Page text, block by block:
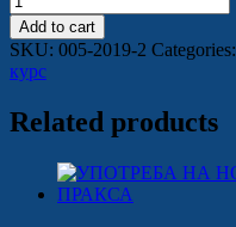
Add to cart
SKU: 005-2019-2 Categories:
курс
Related products